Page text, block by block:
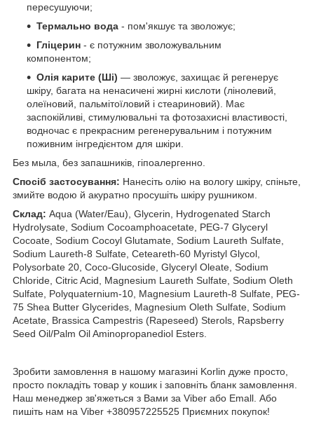
пересушуючи;
Термально вода - пом'якшує та зволожує;
Гліцерин - є потужним зволожувальним
компонентом;
Олія карите (Ші) — зволожує, захищає й регенерує
шкіру, багата на ненасичені жирні кислоти (лінолевий,
олеїновий, пальмітоїловий і стеариновий). Має
заспокійливі, стимулювальні та фотозахисні властивості,
водночас є прекрасним регенерувальним і потужним
поживним інгредієнтом для шкіри.
Без мыла, без запашників, гіпоалергенно.
Спосіб застосування: Нанесіть олію на вологу шкіру, спіньте,
змийте водою й акуратно просушіть шкіру рушником.
Склад: Aqua (Water/Eau), Glycerin, Hydrogenated Starch
Hydrolysate, Sodium Cocoamphoacetate, PEG-7 Glyceryl
Cocoate, Sodium Cocoyl Glutamate, Sodium Laureth Sulfate,
Sodium Laureth-8 Sulfate, Ceteareth-60 Myristyl Glycol,
Polysorbate 20, Coco-Glucoside, Glyceryl Oleate, Sodium
Chloride, Citric Acid, Magnesium Laureth Sulfate, Sodium Oleth
Sulfate, Polyquaternium-10, Magnesium Laureth-8 Sulfate, PEG-
75 Shea Butter Glycerides, Magnesium Oleth Sulfate, Sodium
Acetate, Brassica Campestris (Rapeseed) Sterols, Rapsberry
Seed Oil/Palm Oil Aminopropanediol Esters.
Зробити замовлення в нашому магазині Korlin дуже просто,
просто покладіть товар у кошик і заповніть бланк замовлення.
Наш менеджер зв'яжеться з Вами за Viber або Emall. Або
пишіть нам на Viber +380957225525 Приємних покупок!